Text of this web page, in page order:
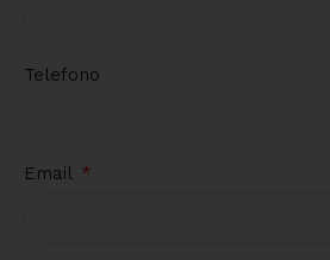
Telefono
Email